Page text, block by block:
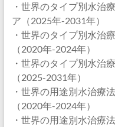
・世界のタイプ別水治
ア（2025年-2031年）
・世界のタイプ別水治
（2020年-2024年）
・世界のタイプ別水治
（2025-2031年）
・世界の用途別水治療
（2020年-2024年）
・世界の用途別水治療